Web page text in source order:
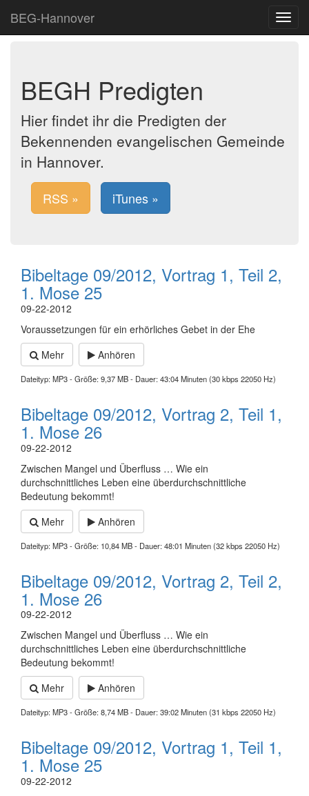
BEG-Hannover
Toggle
BEGH Predigten
Hier findet ihr die Predigten der
Bekennenden evangelischen Gemeinde
in Hannover.
RSS » iTunes »
Bibeltage 09/2012, Vortrag 1, Teil 2,
1. Mose 25
09-22-2012
Voraussetzungen für ein erhörliches Gebet in der Ehe
Mehr
Anhören
Dateityp: MP3 - Größe: 9,37 MB - Dauer: 43:04 Minuten (30 kbps 22050 Hz)
Bibeltage 09/2012, Vortrag 2, Teil 1,
1. Mose 26
09-22-2012
Zwischen Mangel und Überfluss … Wie ein
durchschnittliches Leben eine überdurchschnittliche
Bedeutung bekommt!
Mehr
Anhören
Dateityp: MP3 - Größe: 10,84 MB - Dauer: 48:01 Minuten (32 kbps 22050 Hz)
Bibeltage 09/2012, Vortrag 2, Teil 2,
1. Mose 26
09-22-2012
Zwischen Mangel und Überfluss … Wie ein
durchschnittliches Leben eine überdurchschnittliche
Bedeutung bekommt!
Mehr
Anhören
Dateityp: MP3 - Größe: 8,74 MB - Dauer: 39:02 Minuten (31 kbps 22050 Hz)
Bibeltage 09/2012, Vortrag 1, Teil 1,
1. Mose 25
09-22-2012